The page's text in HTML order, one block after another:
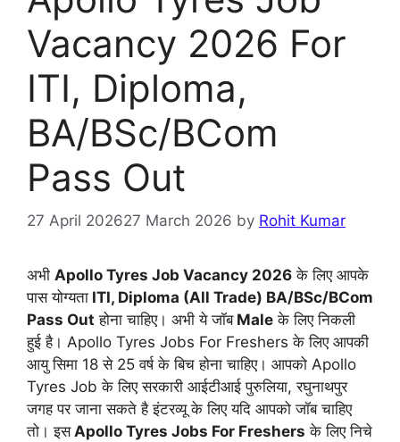
Vacancy 2026 For
ITI, Diploma,
BA/BSc/BCom
Pass Out
27 April 202627 March 2026 by Rohit Kumar
अभी Apollo Tyres Job Vacancy 2026 के लिए आपके
पास योग्यता ITI, Diploma (All Trade) BA/BSc/BCom
Pass Out होना चाहिए। अभी ये जॉबMale के लिए निकली
हुई है। Apollo Tyres Jobs For Freshers के लिए आपकी
आयु सिमा 18 से 25 वर्ष के बिच होना चाहिए। आपको Apollo
Tyres Job के लिए सरकारी आईटीआई पुरुलिया, रघुनाथपुर
जगह पर जाना सकते है इंटरव्यू के लिए यदि आपको जॉब चाहिए
तो। इसApollo Tyres Jobs For Freshers के लिए निचे